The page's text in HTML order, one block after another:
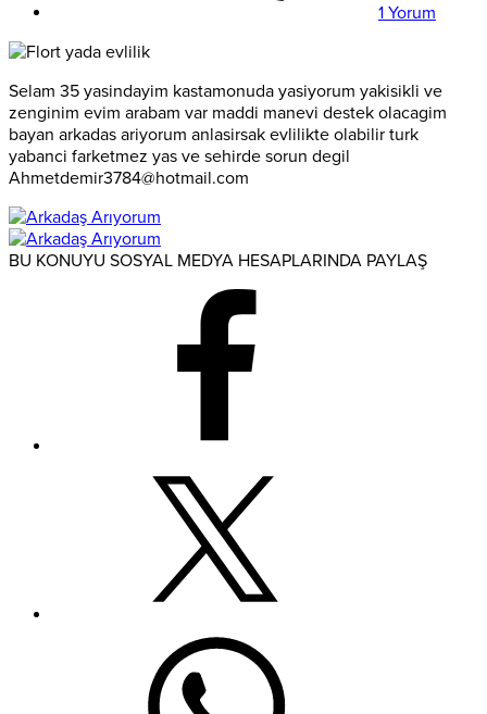
1 Yorum
Selam 35 yasindayim kastamonuda yasiyorum yakisikli ve
zenginim evim arabam var maddi manevi destek olacagim
bayan arkadas ariyorum anlasirsak evlilikte olabilir turk
yabanci farketmez yas ve sehirde sorun degil
Ahmetdemir3784@hotmail.com
BU KONUYU SOSYAL MEDYA HESAPLARINDA PAYLAŞ